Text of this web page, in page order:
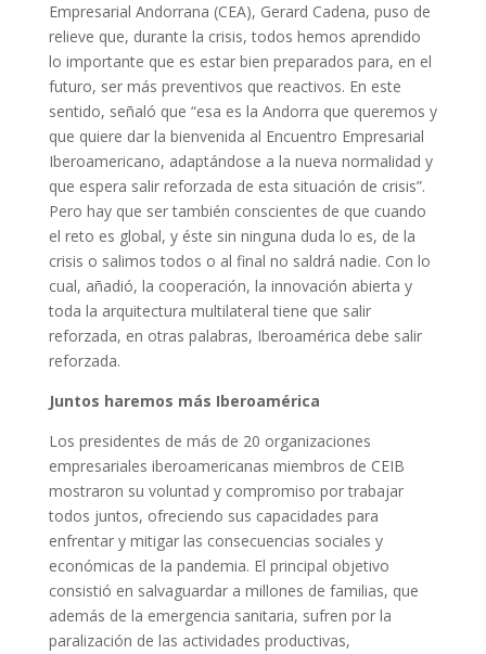
Empresarial Andorrana (CEA), Gerard Cadena, puso de
relieve que, durante la crisis, todos hemos aprendido
lo importante que es estar bien preparados para, en el
futuro, ser más preventivos que reactivos. En este
sentido, señaló que “esa es la Andorra que queremos y
que quiere dar la bienvenida al Encuentro Empresarial
Iberoamericano, adaptándose a la nueva normalidad y
que espera salir reforzada de esta situación de crisis”.
Pero hay que ser también conscientes de que cuando
el reto es global, y éste sin ninguna duda lo es, de la
crisis o salimos todos o al final no saldrá nadie. Con lo
cual, añadió, la cooperación, la innovación abierta y
toda la arquitectura multilateral tiene que salir
reforzada, en otras palabras, Iberoamérica debe salir
reforzada.
Juntos haremos más Iberoamérica
Los presidentes de más de 20 organizaciones
empresariales iberoamericanas miembros de CEIB
mostraron su voluntad y compromiso por trabajar
todos juntos, ofreciendo sus capacidades para
enfrentar y mitigar las consecuencias sociales y
económicas de la pandemia. El principal objetivo
consistió en salvaguardar a millones de familias, que
además de la emergencia sanitaria, sufren por la
paralización de las actividades productivas,